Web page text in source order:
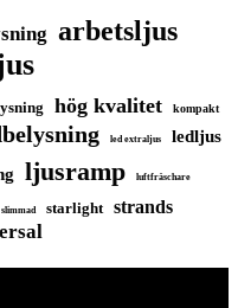
arbetsljus
hög kvalitet kompakt
led extraljus ledljus
ljusramp luftfräschare
slimmad starlight strands